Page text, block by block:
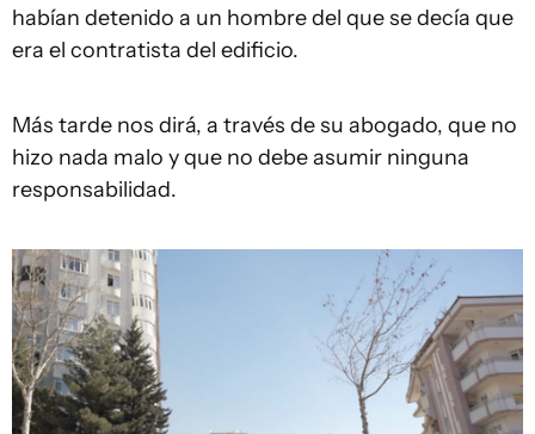
habían detenido a un hombre del que se decía que
era el contratista del edificio.
Más tarde nos dirá, a través de su abogado, que no
hizo nada malo y que no debe asumir ninguna
responsabilidad.